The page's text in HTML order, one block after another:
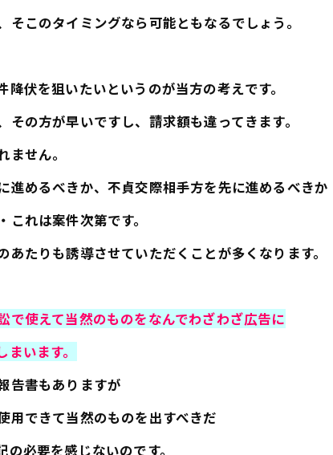
そこのタイミングなら可能ともなるでしょう。
伏を狙いたいというのが当方の考えです。
の方が早いですし、請求額も違ってきます。
ません。
進めるべきか、不貞交際相手方を先に進めるべきか
れは案件次第です。
あたりも誘導させていただくことが多くなります。
で使えて当然のものをなんでわざわざ広告に
います。
告書もありますが
用できて当然のものを出すべきだ
必要を感じないのです。